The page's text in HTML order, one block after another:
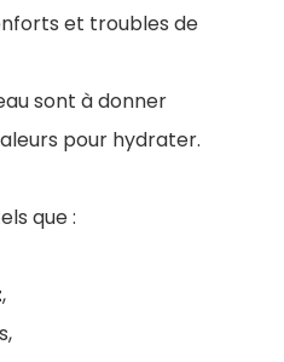
et troubles de
sont à donner
pour hydrater.
que :
,